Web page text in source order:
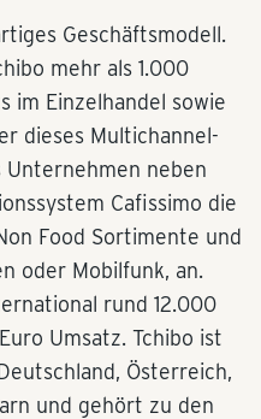
Geschäftsmodell.
mehr als 1.000
im Einzelhandel sowie
dieses Multichannel-
neben
Cafissimo die
Food Sortimente und
oder Mobilfunk, an.
rund 12.000
Umsatz. Tchibo ist
Österreich,
und gehört zu den